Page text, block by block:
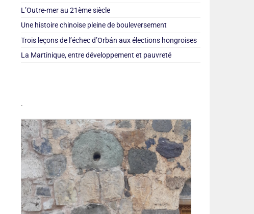
L’Outre-mer au 21ème siècle
Une histoire chinoise pleine de bouleversement
Trois leçons de l’échec d’Orbán aux élections hongroises
La Martinique, entre développement et pauvreté
.